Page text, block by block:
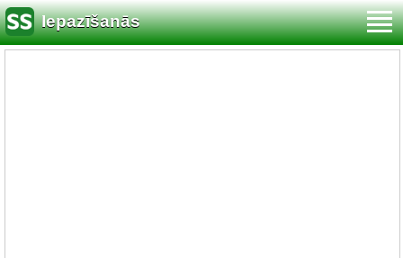
Iepazīšanās